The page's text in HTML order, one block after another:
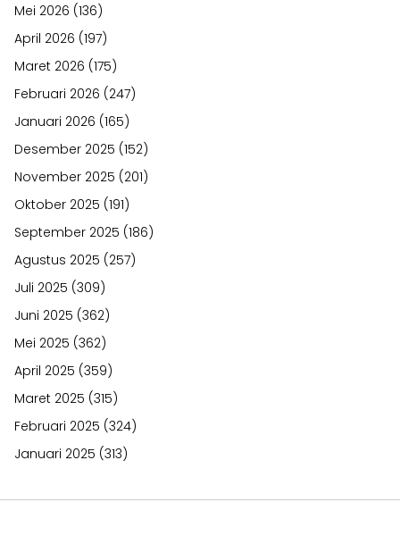
Mei 2026 (136)
April 2026 (197)
Maret 2026 (175)
Februari 2026 (247)
Januari 2026 (165)
Desember 2025 (152)
November 2025 (201)
Oktober 2025 (191)
September 2025 (186)
Agustus 2025 (257)
Juli 2025 (309)
Juni 2025 (362)
Mei 2025 (362)
April 2025 (359)
Maret 2025 (315)
Februari 2025 (324)
Januari 2025 (313)